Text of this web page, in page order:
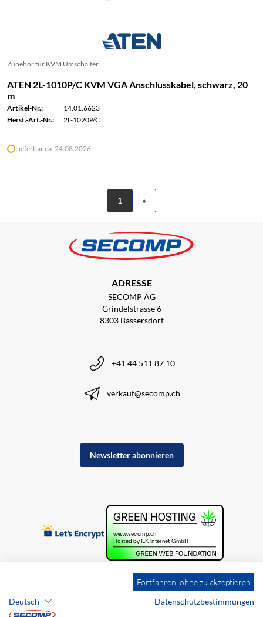
Zubehör für KVM Umschalter
ATEN 2L-1010P/C KVM VGA Anschlusskabel, schwarz, 20
m
Artikel-Nr.:
14.01.6623
Herst.-Art.-Nr.:
2L-1020P/C
Lieferbar ca. 24.08.2026
1 »
ADRESSE
SECOMP AG
Grindelstrasse 6
8303 Bassersdorf
+41 44 511 87 10
verkauf@secomp.ch
Newsletter abonnieren
Fortfahren, ohne zu akzeptieren
Deutsch
Datenschutzbestimmungen